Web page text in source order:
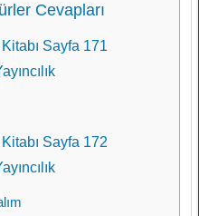
Cevapları
Sayfa 171
Sayfa 172